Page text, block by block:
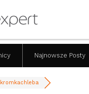
Najnowsze Posty
kromkachleba